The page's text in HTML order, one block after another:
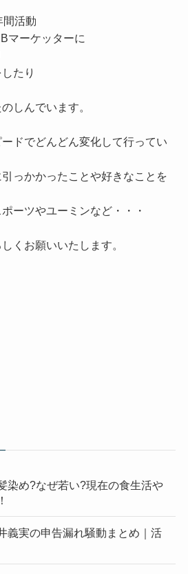
間活動
マーケッターに
たり
しんでいます。
ドでどんどん変化して行ってい
っかかったことや好きなことを
ーツやユーミンなど・・・
くお願いいたします。
染め?なぜ若い?現在の食生活や
義実の申告漏れ騒動まとめ｜活